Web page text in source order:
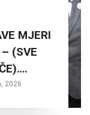
MJERI
(SVE
2026